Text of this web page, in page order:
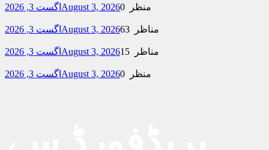
اگست 3, 2026 August 3, 2026 0 منظر
اگست 3, 2026 August 3, 2026 63 مناظر
اگست 3, 2026 August 3, 2026 15 مناظر
اگست 3, 2026 August 3, 2026 0 منظر